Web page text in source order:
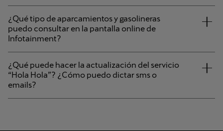
¿Qué tipo de aparcamientos y gasolineras
puedo consultar en la pantalla online de
Infotainment?
¿Qué puede hacer la actualización del servicio
“Hola Hola”? ¿Cómo puedo dictar sms o
emails?